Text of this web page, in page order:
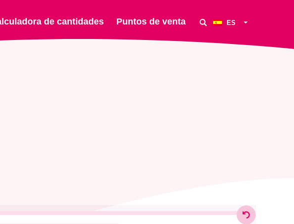
de cantidades Puntos de venta ES